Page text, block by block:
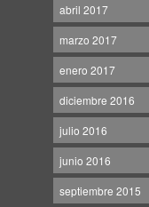
abril 2017
marzo 2017
enero 2017
diciembre 2016
julio 2016
junio 2016
septiembre 2015